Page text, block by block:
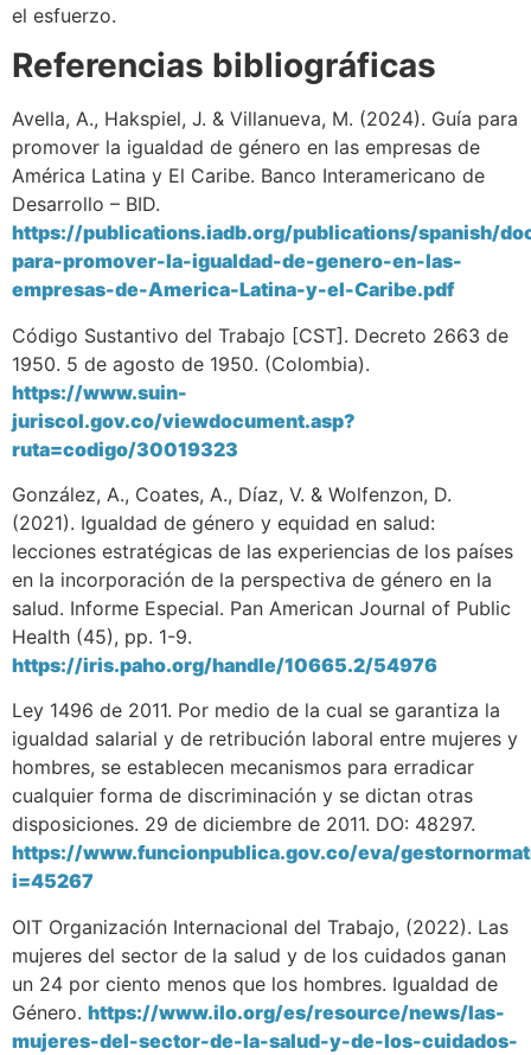
el esfuerzo.
Referencias bibliográficas
Avella, A., Hakspiel, J. & Villanueva, M. (2024). Guía para
promover la igualdad de género en las empresas de
América Latina y El Caribe. Banco Interamericano de
Desarrollo – BID.
https://publications.iadb.org/publications/spanish/
para-promover-la-igualdad-de-genero-en-las-
empresas-de-America-Latina-y-el-Caribe.pdf
Código Sustantivo del Trabajo [CST]. Decreto 2663 de
1950. 5 de agosto de 1950. (Colombia).
https://www.suin-
juriscol.gov.co/viewdocument.asp?
ruta=codigo/30019323
González, A., Coates, A., Díaz, V. & Wolfenzon, D.
(2021). Igualdad de género y equidad en salud:
lecciones estratégicas de las experiencias de los países
en la incorporación de la perspectiva de género en la
salud. Informe Especial. Pan American Journal of Public
Health (45), pp. 1-9.
https://iris.paho.org/handle/10665.2/54976
Ley 1496 de 2011. Por medio de la cual se garantiza la
igualdad salarial y de retribución laboral entre mujeres y
hombres, se establecen mecanismos para erradicar
cualquier forma de discriminación y se dictan otras
disposiciones. 29 de diciembre de 2011. DO: 48297.
https://www.funcionpublica.gov.co/eva/
i=45267
OIT Organización Internacional del Trabajo, (2022). Las
mujeres del sector de la salud y de los cuidados ganan
un 24 por ciento menos que los hombres. Igualdad de
Género. https://www.ilo.org/es/resource/news/las-
mujeres-del-sector-de-la-salud-y-de-los-cuidados-